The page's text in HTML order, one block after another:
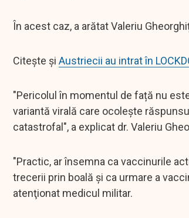
În acest caz, a arătat Valeriu
Citește și Austriecii au intrat în
"Pericolul în momentul de față nu
variantă virală care ocolește
catastrofal", a explicat dr. Valeriu
"Practic, ar însemna ca vaccinurile
trecerii prin boală și ca urmare a
atenţionat medicul militar.